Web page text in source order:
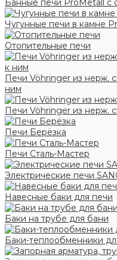
Банные печи ProMetall с
Чугунные печи в камне
Отопительные печи
Печи Vöhringer из нерж.
ним
Печи Vöhringer из нерж.
Печи Берёзка
Печи Сталь-Мастер
Электрические печи
Навесные баки для печи
Баки на трубе для бани
Баки-теплообменники